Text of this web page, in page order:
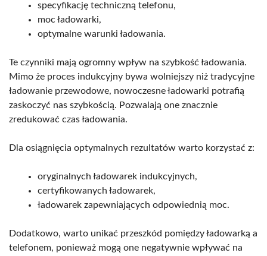
specyfikację techniczną telefonu,
moc ładowarki,
optymalne warunki ładowania.
Te czynniki mają ogromny wpływ na szybkość ładowania.
Mimo że proces indukcyjny bywa wolniejszy niż tradycyjne
ładowanie przewodowe, nowoczesne ładowarki potrafią
zaskoczyć nas szybkością. Pozwalają one znacznie
zredukować czas ładowania.
Dla osiągnięcia optymalnych rezultatów warto korzystać z:
oryginalnych ładowarek indukcyjnych,
certyfikowanych ładowarek,
ładowarek zapewniających odpowiednią moc.
Dodatkowo, warto unikać przeszkód pomiędzy ładowarką a
telefonem, ponieważ mogą one negatywnie wpływać na